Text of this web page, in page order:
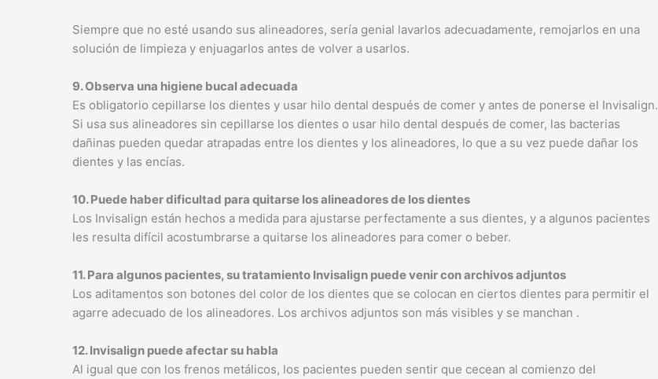
Siempre que no esté usando sus alineadores, sería genial lavarlos adecuadamente, remojarlos en una
solución de limpieza y enjuagarlos antes de volver a usarlos.
9. Observa una higiene bucal adecuada
Es obligatorio cepillarse los dientes y usar hilo dental después de comer y antes de ponerse el Invisalign.
Si usa sus alineadores sin cepillarse los dientes o usar hilo dental después de comer, las bacterias
dañinas pueden quedar atrapadas entre los dientes y los alineadores, lo que a su vez puede dañar los
dientes y las encías.
10. Puede haber dificultad para quitarse los alineadores de los dientes
Los Invisalign están hechos a medida para ajustarse perfectamente a sus dientes, y a algunos pacientes
les resulta difícil acostumbrarse a quitarse los alineadores para comer o beber.
11. Para algunos pacientes, su tratamiento Invisalign puede venir con archivos adjuntos
Los aditamentos son botones del color de los dientes que se colocan en ciertos dientes para permitir el
agarre adecuado de los alineadores. Los archivos adjuntos son más visibles y se manchan .
12. Invisalign puede afectar su habla
Al igual que con los frenos metálicos, los pacientes pueden sentir que cecean al comienzo del